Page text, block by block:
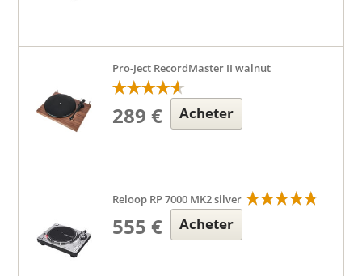
Pro-Ject RecordMaster II walnut
289 € Acheter
Reloop RP 7000 MK2 silver
555 € Acheter